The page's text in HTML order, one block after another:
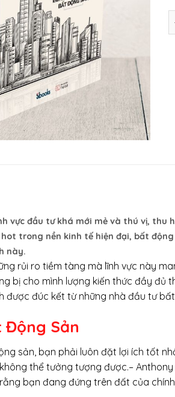
vực đầu tư khá mới mẻ và thú vị,
trong nền kinh tế hiện đại, bất
này.
rủi ro tiềm tàng mà lĩnh vực này
bị cho mình lượng kiến thức đầy đủ
được đúc kết từ những nhà đầu tư
Động Sản
sản, bạn phải luôn đặt lợi ích tốt
thể tưởng tượng được.–
bạn đang đứng trên đất của